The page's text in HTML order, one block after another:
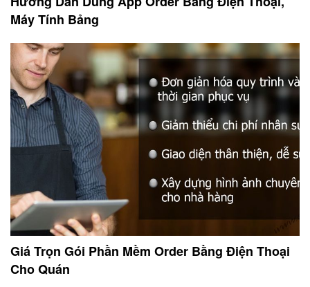
Máy Tính Bảng
Giá Trọn Gói Phần Mềm Order Bằng Điện Thoại
Cho Quán